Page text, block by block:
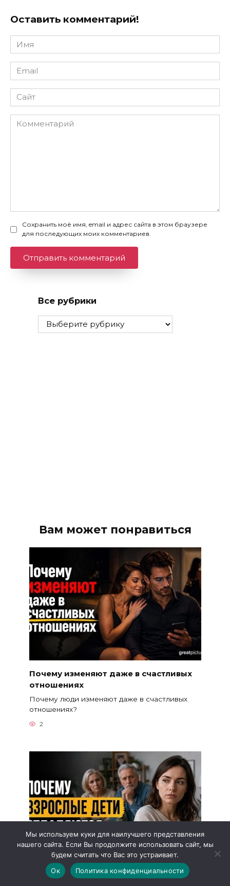
Оставить комментарий!
Имя
*
Email
*
Сайт
Комментарий
Сохранить моё имя, email и адрес сайта в этом браузере
для последующих моих комментариев.
Все рубрики
Все
рубрики
Вам может понравиться
Почему изменяют даже в счастливых
отношениях
Почему люди изменяют даже в счастливых
отношениях?
2
Почему взрослые дети отдаляются от
Мы используем куки для наилучшего представления
нашего сайта. Если Вы продолжите использовать сайт, мы
будем считать что Вас это устраивает.
Ок
Политика конфиденциальности